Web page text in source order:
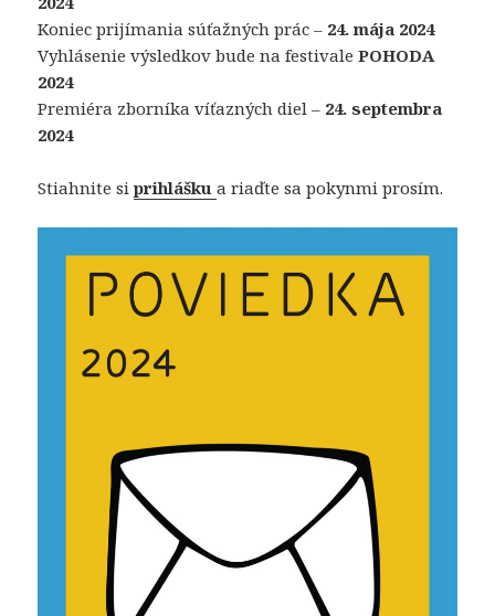
Koniec prijímania súťažných prác – 24. mája 2024
Vyhlásenie výsledkov bude na festivalePOHODA
2024
Premiéra zborníka víťazných diel – 24. septembra
2024
Stiahnite siprihláškua riaďte sa pokynmi prosím.